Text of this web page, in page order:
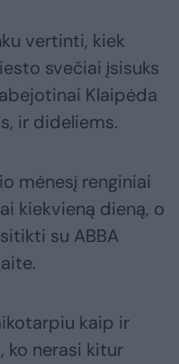
vertinti, kiek
svečiai įsisuks
Klaipėda
ir dideliems.
mėnesį renginiai
kiekvieną dieną, o
su ABBA
kaip ir
ko nerasi kitur